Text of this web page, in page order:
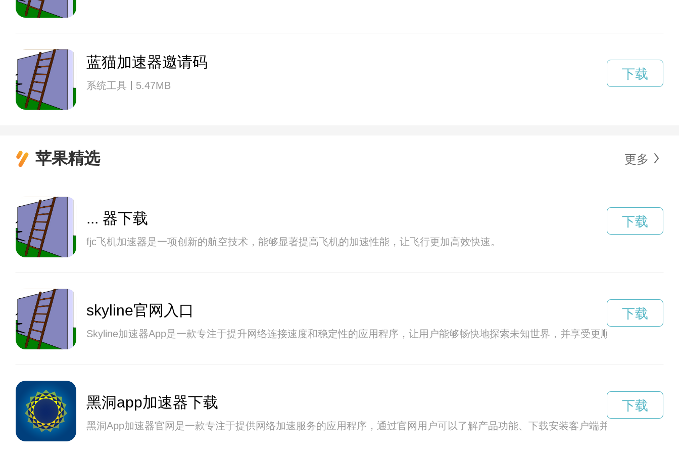
蓝猫加速器邀请码
系统工具 5.47MB
下载
苹果精选 更多
... 器下载
fjc飞机加速器是一项创新的航空技术，能够显著提高飞机的加速性能，让飞行更加高效快速。
下载
skyline官网入口
Skyline加速器App是一款专注于提升网络连接速度和稳定性的应用程序，让用户能够畅快地探索未知世界，并享受更顺畅的网络体验
下载
黑洞app加速器下载
黑洞App加速器官网是一款专注于提供网络加速服务的应用程序，通过官网用户可以了解产品功能、下载安装客户端并进行快速体验
下载